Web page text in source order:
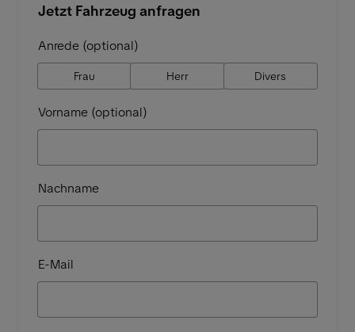
Jetzt Fahrzeug anfragen
Anrede (optional)
Frau Herr Divers
Vorname (optional)
Nachname
E-Mail